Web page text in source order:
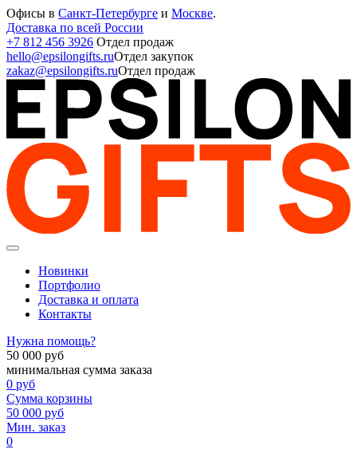
Офисы в Санкт-Петербурге и Москве.
Доставка по всей России
+7 812 456 3926 Отдел продаж
hello@epsilongifts.ruОтдел закупок
zakaz@epsilongifts.ruОтдел продаж
Новинки
Портфолио
Доставка и оплата
Контакты
Нужна помощь?
50 000 руб
минимальная сумма заказа
0 руб
Сумма корзины
50 000 руб
Мин. заказ
0